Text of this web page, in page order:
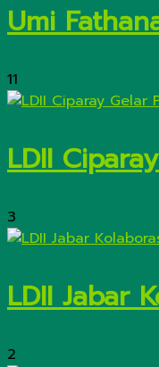
Umi
11
LDII
3
LDII Jabar
2